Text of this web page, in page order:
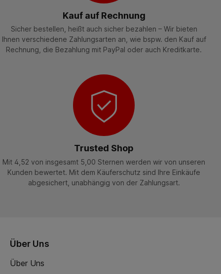
Kauf auf Rechnung
Sicher bestellen, heißt auch sicher bezahlen – Wir bieten
Ihnen verschiedene Zahlungsarten an, wie bspw. den Kauf auf
Rechnung, die Bezahlung mit PayPal oder auch Kreditkarte.
Trusted Shop
Mit 4,52 von insgesamt 5,00 Sternen werden wir von unseren
Kunden bewertet. Mit dem Käuferschutz sind Ihre Einkäufe
abgesichert, unabhängig von der Zahlungsart.
Über Uns
Über Uns